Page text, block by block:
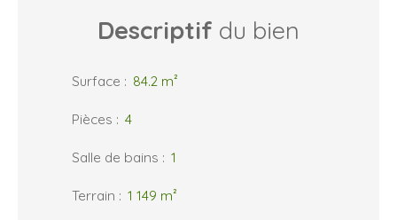
Descriptif du bien
Surface : 84.2 m²
Pièces : 4
Salle de bains : 1
Terrain : 1 149 m²